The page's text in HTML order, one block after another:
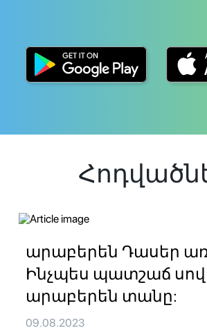
արաբերեն Դասեր
Ինչպես պատշաճ
արաբերեն տանը:
09.08.2023